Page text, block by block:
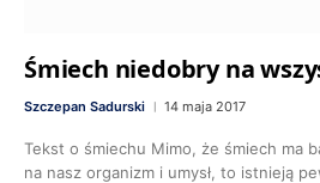
Śmiech niedobry na
Szczepan Sadurski 14 maja 2017
Tekst o śmiechu Mimo, że śmiech ma
na nasz organizm i umysł, to istnieją